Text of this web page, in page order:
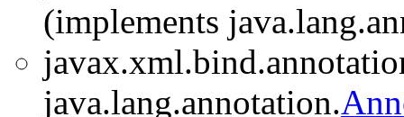
(implements
java.lang.annotation.